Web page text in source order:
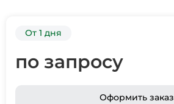
От 1 дня
по запросу
Оформить заказ